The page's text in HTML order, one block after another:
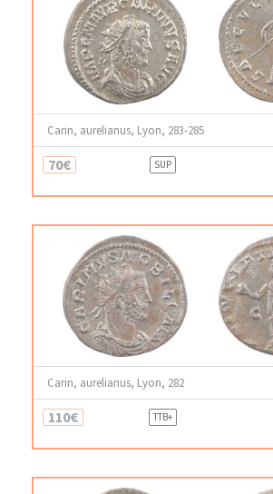
Carin, aurelianus, Lyon, 283-285
70€ SUP
Carin, aurelianus, Lyon, 282
110€ TTB+